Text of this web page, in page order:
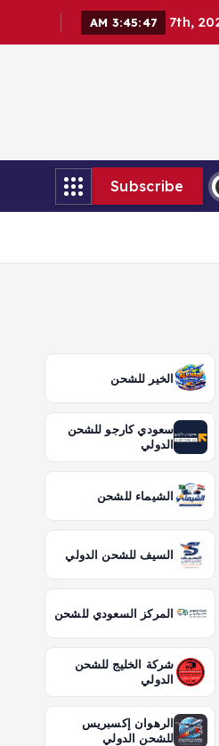
3:45:49 AM
Subscribe
الخير للشحن
سعودي كارجو للشحن
الدولي
الشيماء للشحن
السيف للشحن الدولي
المركز السعودي للشحن
شركة الخليج للشحن
الدولي
الرهوان إكسبريس
للشحن الدولي